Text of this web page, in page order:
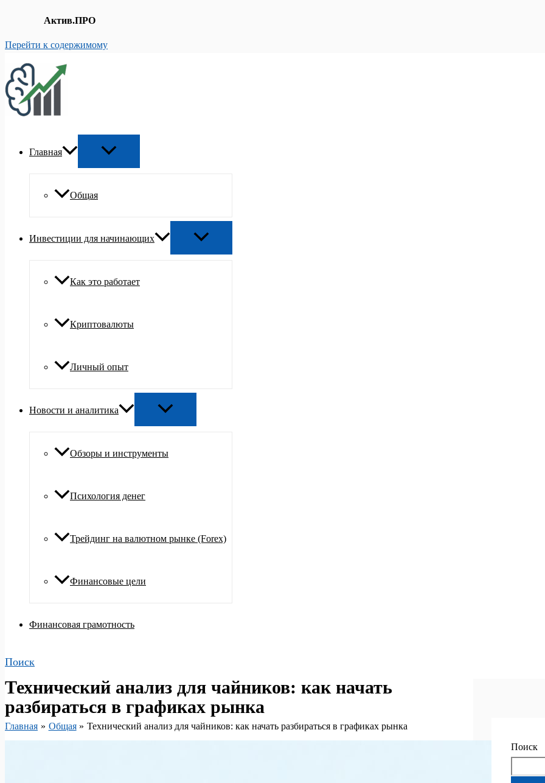
Актив.ПРО
Перейти к содержимому
Главная
Общая
Инвестиции для начинающих
Как это работает
Криптовалюты
Личный опыт
Новости и аналитика
Обзоры и инструменты
Психология денег
Трейдинг на валютном рынке (Forex)
Финансовые цели
Финансовая грамотность
Поиск
Технический анализ для чайников: как начать
разбираться в графиках рынка
Главная Общая Технический анализ для чайников: как начать разбираться в графиках рынка
Поиск